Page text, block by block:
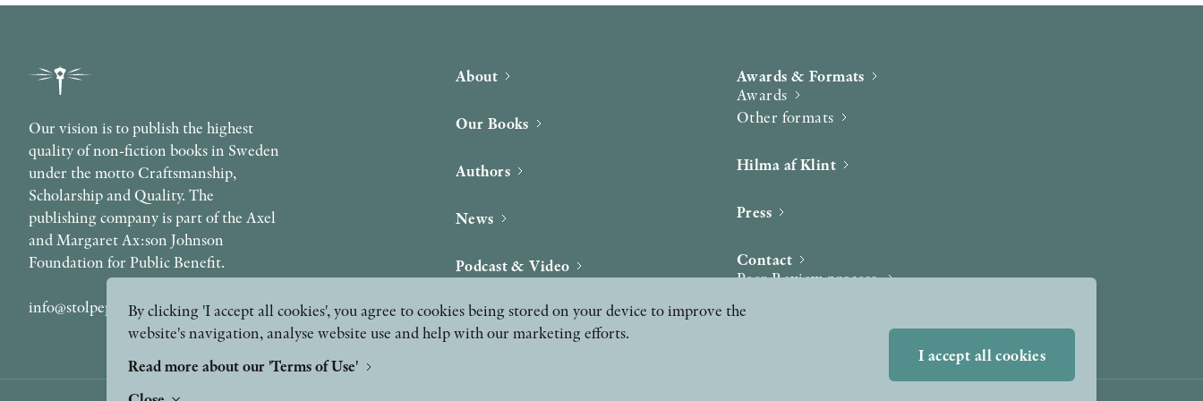
Our vision is to publish the highest
quality of non-fiction books in Sweden
under the motto Craftsmanship,
Scholarship and Quality. The
publishing company is part of the Axel
and Margaret Ax:son Johnson
Foundation for Public Benefit.
info@stolpepublishing.se
About
Our Books
Authors
News
Podcast & Video
Awards & Formats
Awards
Other formats
Hilma af Klint
Press
Contact
Peer Review process
By clicking 'I accept all cookies', you agree to cookies being stored on your device to improve the
website's navigation, analyse website use and help with our marketing efforts.
Read more about our 'Terms of Use'
I accept all cookies